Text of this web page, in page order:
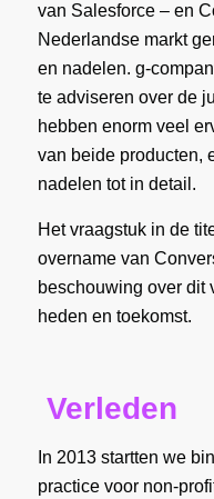
van Salesforce – en
Nederlandse markt
en nadelen. g-
te adviseren over de
hebben enorm veel
van beide producten,
nadelen tot in detail.
Het vraagstuk in de
overname van
beschouwing over dit
heden en toekomst.
Verleden
In 2013 startten we
practice voor non-